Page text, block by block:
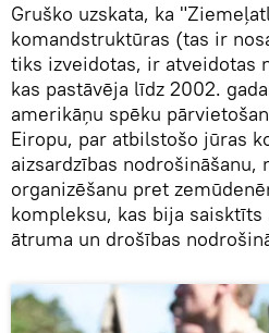
Gruško uzskata, ka
komandstruktūras (tas ir
tiks izveidotas, ir atveidotas
kas pastāvēja līdz 2002.
amerikāņu spēku
Eiropu, par atbilstošo jūras
aizsardzības nodrošināšanu,
organizēšanu pret
kompleksu, kas bija
ātruma un drošības